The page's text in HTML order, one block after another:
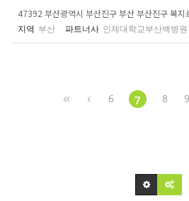
47392 부산광역시 부산진구 부산 부산진구 복지
지역 부산 파트너사 인제대학교부산백병원
6 7 8 9